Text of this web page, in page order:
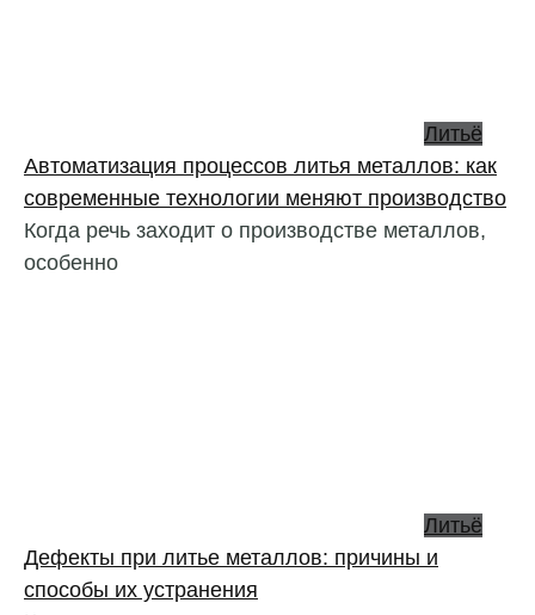
Литьё
Автоматизация процессов литья металлов: как
современные технологии меняют производство
Когда речь заходит о производстве металлов,
особенно
Литьё
Дефекты при литье металлов: причины и
способы их устранения